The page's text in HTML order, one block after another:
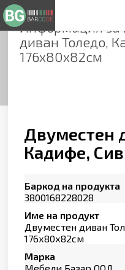
Информация за
диван Толедо,
176х80х82см
Двуместен
Кадифе,
Баркод на продукта
3800168228028
Име на продукт
Двуместен диван
176х80х82см
Марка
Декларация